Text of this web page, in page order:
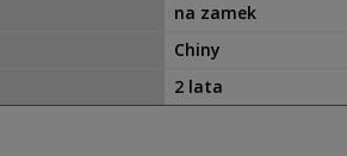
na zamek
Chiny
2 lata